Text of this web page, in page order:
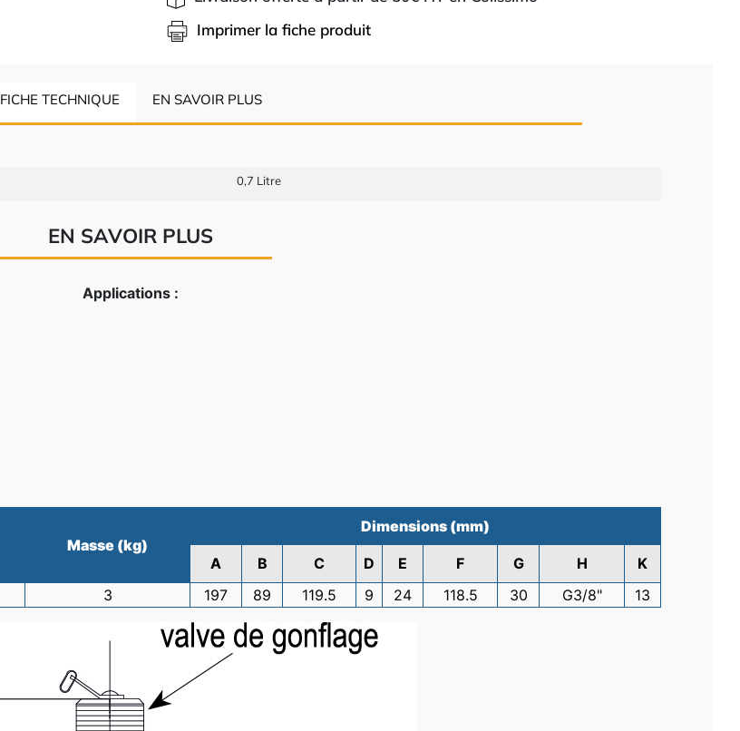
Imprimer la fiche produit
FICHE TECHNIQUE EN SAVOIR PLUS
0,7 Litre
EN SAVOIR PLUS
Applications :
Masse (kg)
Dimensions (mm)
A B C D E F G H
K
3 197 89 119.5 9 24 118.5 30 G3/8" 13